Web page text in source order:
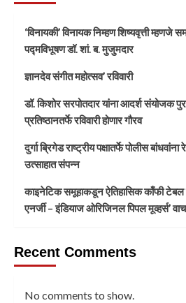
‘विनायकी’ विनायक निम्हण शिष्यवृत्ती म्हणजे
पद्मविभूषण डॉ. शां. ब. मुजुमदार
ज्ञानदेव संगीत महोत्सव’ रविवारी
डॉ. किशोर सरपोतदार यांना आदर्श संयोजक
प्रतिष्ठानतर्फे रविवारी होणार गौरव
दुर्गा ब्रिगेड राष्ट्रीय पक्षातर्फे पोलीस
उत्साहात संपन्न
काइनेटिक समूहाकडून ऐतिहासिक काँफी
एनर्जी – इंडियाज ओरिजिनल पिपल मूव्हर्स’
Recent Comments
No comments to show.